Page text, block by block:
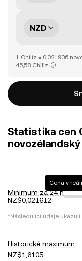
NZD
1 Chiliz = 0,021936
45,58 Chiliz
Statistika cen
Minimum za 24 h
NZ$0,021612
Cena v
*Následující údaje ukazují
Historické maximum
NZ$1,6105